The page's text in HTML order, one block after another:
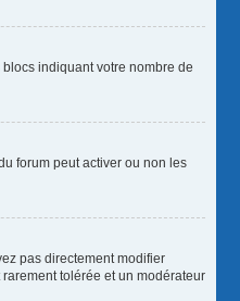
blocs indiquant votre nombre de
forum peut activer ou non les
pas directement modifier
tolérée et un modérateur